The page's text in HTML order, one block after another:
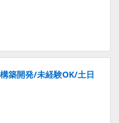
築開発/未経験OK/土日